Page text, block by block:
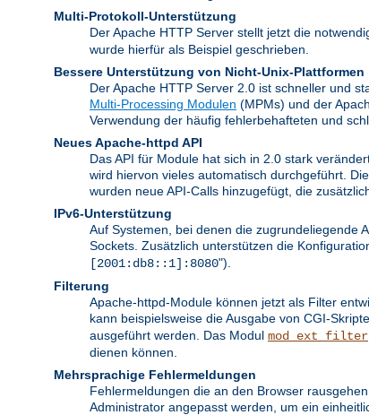
Multi-Protokoll-Unterstützung
Der Apache HTTP Server stellt jetzt die
wurde hierfür als Beispiel geschrieben.
Bessere Unterstützung von Nicht-Unix-Plattformen
Der Apache HTTP Server 2.0 ist schneller und
Multi-Processing Modulen (MPMs) und der
Verwendung der häufig fehlerbehafteten und
Neues Apache-httpd API
Das API für Module hat sich in 2.0 stark
wird hiervon vieles automatisch durchgeführt.
wurden neue API-Calls hinzugefügt, die
IPv6-Unterstützung
Auf Systemen, bei denen die zugrundeliegende
Sockets. Zusätzlich unterstützen die
[2001:db8::1]:8080").
Filterung
Apache-httpd-Module können jetzt als Filter
kann beispielsweise die Ausgabe von CGI-
ausgeführt werden. Das Modul mod_ext_filter
dienen können.
Mehrsprachige Fehlermeldungen
Fehlermeldungen die an den Browser
Administrator angepasst werden, um ein